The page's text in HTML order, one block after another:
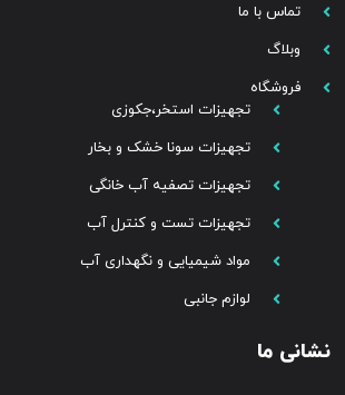
تماس با ما
وبلاگ
فروشگاه
تجهیزات استخر،جکوزی
تجهیزات سونا خشک و بخار
تجهیزات تصفیه آب خانگی
تجهیزات تست و کنترل آب
مواد شیمیایی و نگهداری آب
لوازم جانبی
نشانی ما